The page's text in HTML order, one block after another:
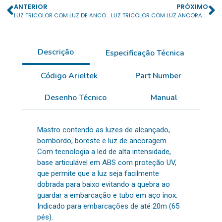
ANTERIOR
LUZ TRICOLOR COM LUZ DE ANCORAGEM PT
PRÓXIMO
LUZ TRICOLOR COM LUZ ANCORAGEM ARTICULADO PT
Descrição Especificação Técnica
Código Arieltek
Part Number
Desenho Técnico
Manual
Mastro contendo as luzes de alcançado,
bombordo, boreste e luz de ancoragem.
Com tecnologia a led de alta intensidade,
base articulável em ABS com proteção UV,
que permite que a luz seja facilmente
dobrada para baixo evitando a quebra ao
guardar a embarcação e tubo em aço inox.
Indicado para embarcações de até 20m (65
pés).